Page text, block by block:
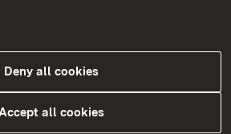
(Förderung von
Umwelt)
Deny all cookies
all cookies